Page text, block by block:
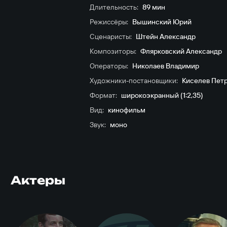
Длительность: 89 мин
Режиссёры: Вышинский Юрий
Сценаристы: Штейн Александр
Композиторы: Флярковский Александр
Операторы: Николаев Владимир
Художники-постановщики: Киселев
Формат: широкоэкранный (1:2,35)
Вид: кинофильм
Звук: моно
Актеры